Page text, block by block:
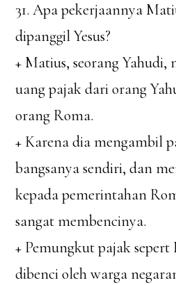
31. Apa pekerjaannya
dipanggil Yesus?
+ Matius, seorang
uang pajak dari orang
orang Roma.
+ Karena dia mengambil
bangsanya sendiri, dan
kepada pemerintahan
sangat membencinya.
+ Pemungkut pajak sepert
dibenci oleh warga